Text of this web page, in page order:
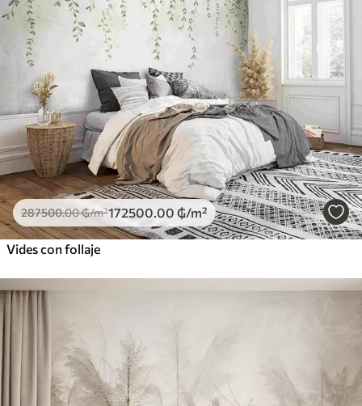
287500.00₲/m²172500 .00 ₲/m²
Vides con follaje